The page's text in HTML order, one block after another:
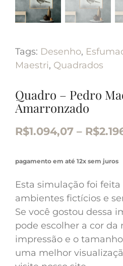
Tags: Desenho,
Maestri, Quadrados
Quadro – Pedro
Amarronzado
R$1.094,07 – R$
pagamento em até 12x sem juros
Esta simulação foi
ambientes fictícios e
Se você gostou dessa
pode escolher a cor da
impressão e o
uma melhor